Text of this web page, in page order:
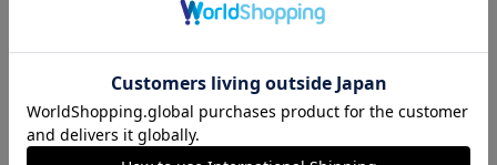
取り扱い商品によっては、パッケージやデザインなどの仕様が予
告なく変更になることがございます。
決済について
ギフト対応について